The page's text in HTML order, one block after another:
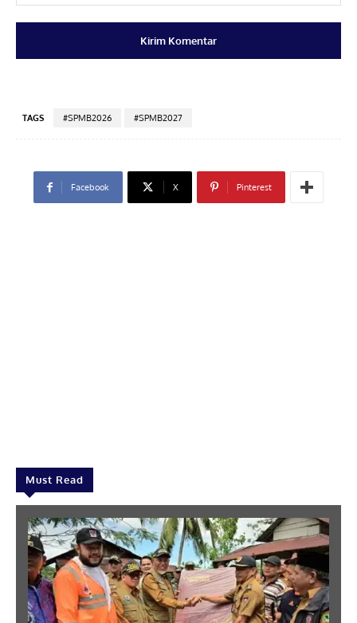
TAGS #SPMB2026 #SPMB2027
Facebook X Pinterest
Must Read